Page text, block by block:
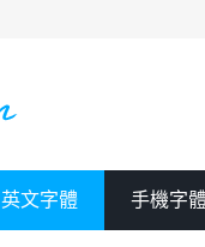
英文字體 手機字